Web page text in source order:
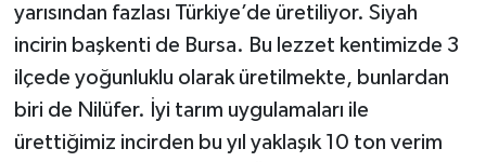
yarısından fazlası Türkiye’de üretiliyor. Siyah
incirin başkenti de Bursa. Bu lezzet kentimizde 3
ilçede yoğunluklu olarak üretilmekte, bunlardan
biri de Nilüfer. İyi tarım uygulamaları ile
ürettiğimiz incirden bu yıl yaklaşık 10 ton verim